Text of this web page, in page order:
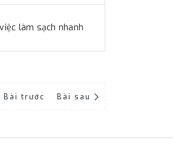
làm sạch nhanh
Bài trước Bài sau